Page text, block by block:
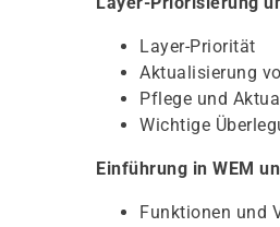
Layer-Priorität
Aktualisierung
Pflege und
Wichtige
Einführung in WEM
Funktionen und